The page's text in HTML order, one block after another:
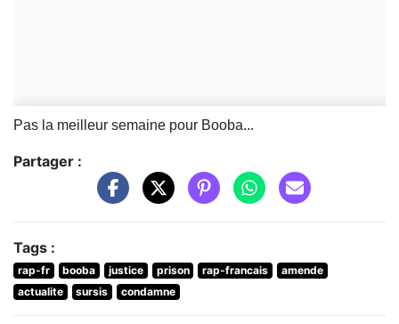
Pas la meilleur semaine pour Booba...
Partager :
Tags :
rap-fr booba justice prison rap-francais
amende
actualite
sursis condamne